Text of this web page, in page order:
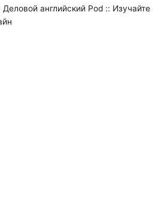
Деловой английский Pod :: Изучайте